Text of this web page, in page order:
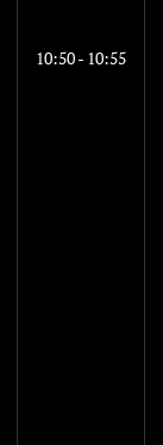
10:50 - 10:55